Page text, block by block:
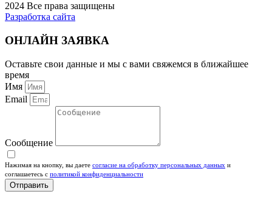
2024 Все права защищены
Разработка сайта
ОНЛАЙН ЗАЯВКА
Оставьте свои данные и мы с вами свяжемся в ближайшее
время
Имя
Email
Сообщение
Нажимая на кнопку, вы даете согласие на обработку персональных данных и
соглашаетесь c политикой конфиденциальности
Отправить